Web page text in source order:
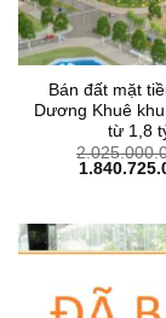
Bán đất mặt
Dương Khuê
từ 1,8
Giá